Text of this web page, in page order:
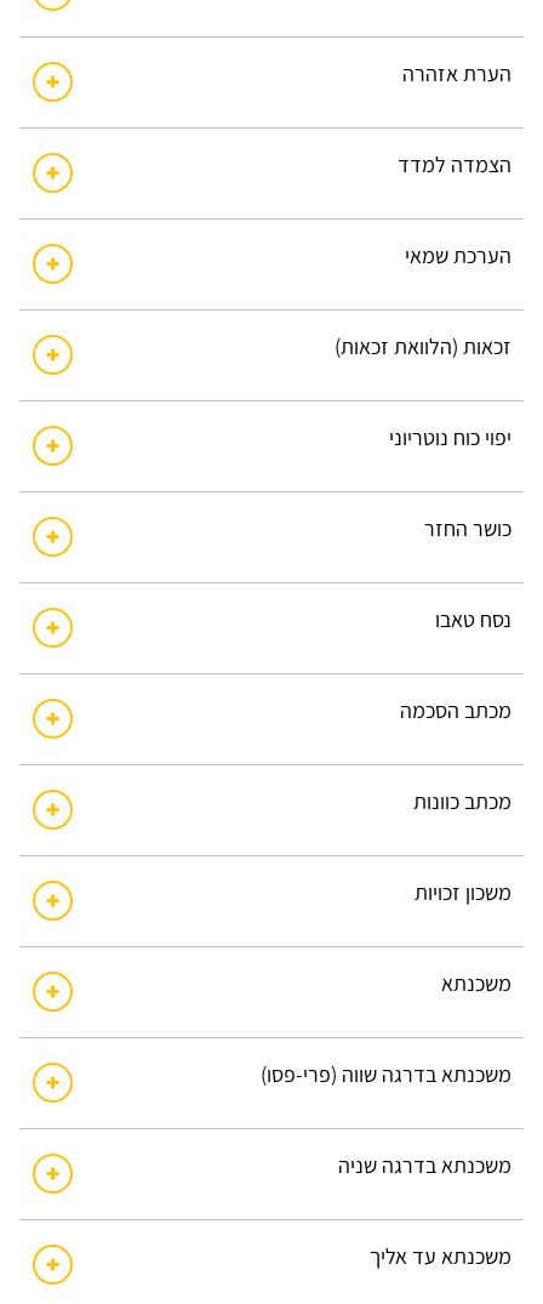
הערת אזהרה
הצמדה למדד
הערכת שמאי
זכאות (הלוואת זכאות)
יפוי כוח נוטריוני
כושר החזר
נסח טאבו
מכתב הסכמה
מכתב כוונות
משכון זכויות
משכנתא
משכנתא בדרגה שווה (פרי-פסו)
משכנתא בדרגה שניה
משכנתא עד אליך